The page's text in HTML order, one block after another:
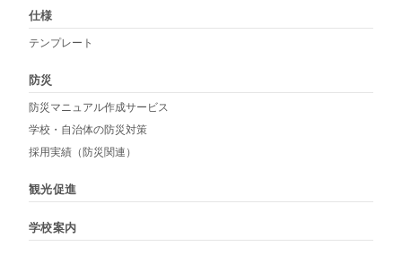
仕様
テンプレート
防災
防災マニュアル作成サービス
学校・自治体の防災対策
採用実績（防災関連）
観光促進
学校案内